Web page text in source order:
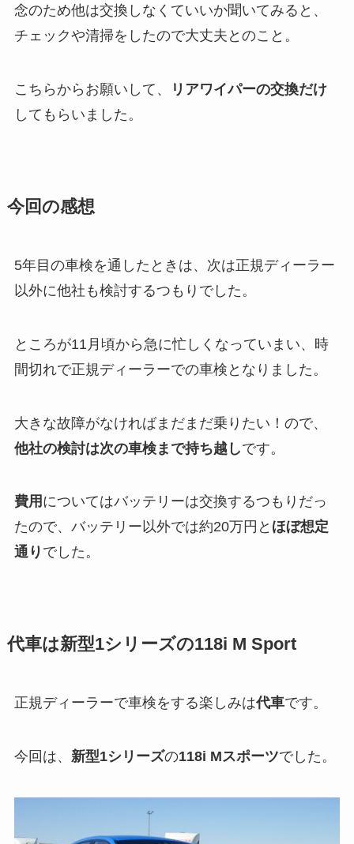
念のため他は交換しなくていいか聞いてみると、
チェックや清掃をしたので大丈夫とのこと。
こちらからお願いして、
リアワイパーの交換だけ
してもらいました。
今回の感想
5年目の車検を通したときは、次は正規ディーラー
以外に他社も検討するつもりでした。
ところが11月頃から急に忙しくなっていまい、時
間切れで正規ディーラーでの車検となりました。
大きな故障がなければまだまだ乗りたい！ので、
他社の検討は次の車検まで持ち越しです。
費用 についてはバッテリーは交換するつもりだっ
たので、バッテリー以外では約20万円と ほぼ想定
通り でした。
代車は新型1シリーズの118i M Sport
正規ディーラーで車検をする楽しみは代車です。
今回は、 新型1シリーズの118i Mスポーツでした。